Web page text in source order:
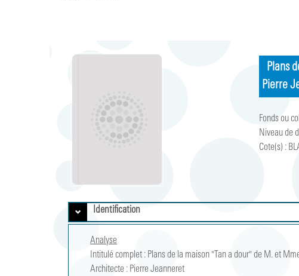
Plans
Pierre
Fonds ou
Niveau de
Cote(s) :
Identification
Analyse
Intitulé complet : Plans de la maison "Tan a dour" de M. et
Architecte : Pierre Jeanneret